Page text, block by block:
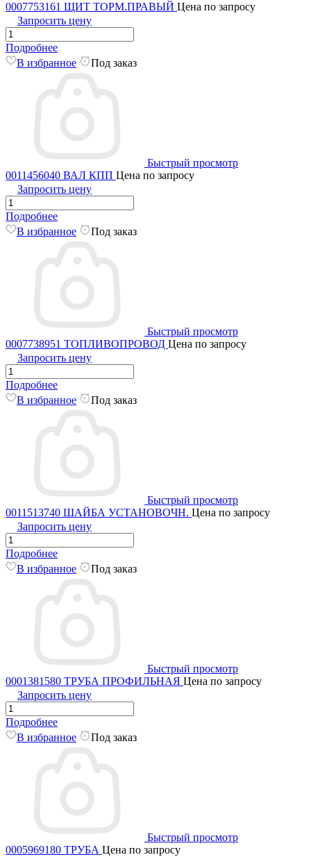
0007753161 ЩИТ ТОРМ.ПРАВЫЙ Цена по запросу
Запросить цену
Подробнее
В избранное
Под заказ
Быстрый просмотр
0011456040 ВАЛ КПП Цена по запросу
Запросить цену
Подробнее
В избранное
Под заказ
Быстрый просмотр
0007738951 ТОПЛИВОПРОВОД Цена по запросу
Запросить цену
Подробнее
В избранное
Под заказ
Быстрый просмотр
0011513740 ШАЙБА УСТАНОВОЧН. Цена по запросу
Запросить цену
Подробнее
В избранное
Под заказ
Быстрый просмотр
0001381580 ТРУБА ПРОФИЛЬНАЯ Цена по запросу
Запросить цену
Подробнее
В избранное
Под заказ
Быстрый просмотр
0005969180 ТРУБА Цена по запросу